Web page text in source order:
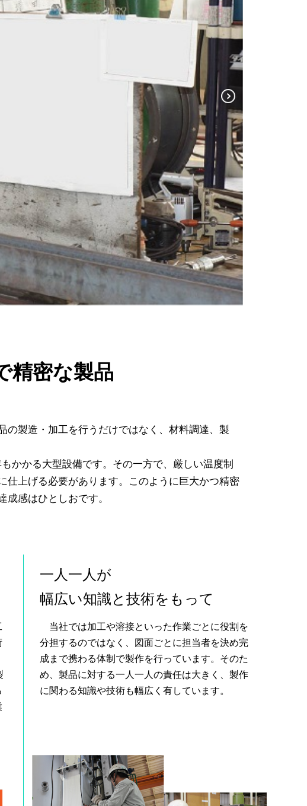
精密な製品
製造・加工を行うだけではなく、材料調達、製
かかる大型設備です。その一方で、厳しい温度制
上げる必要があります。このように巨大かつ精密
感はひとしおです。
一人一人が
幅広い知識と技術をもって
当社では加工や溶接といった作業ごとに役割を
分担するのではなく、図面ごとに担当者を決め完
成まで携わる体制で製作を行っています。そのた
め、製品に対する一人一人の責任は大きく、製作
に関わる知識や技術も幅広く有しています。